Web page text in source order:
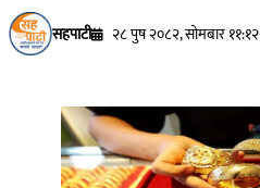
सहपाटी २८ पुष २०८२, सोमबार ११:१२